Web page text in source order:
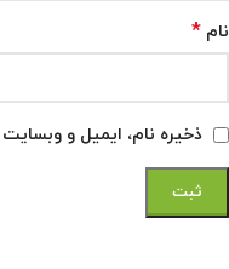
نام *
ذخیره نام، ایمیل و